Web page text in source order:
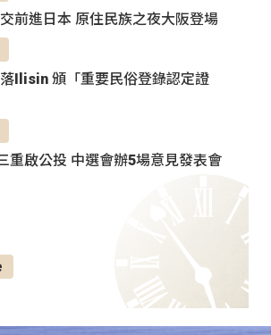
前進日本 原住民族之夜大阪登場
Ilisin 頒「重要民俗登錄認定證
重啟公投 中選會辦5場意見發表會